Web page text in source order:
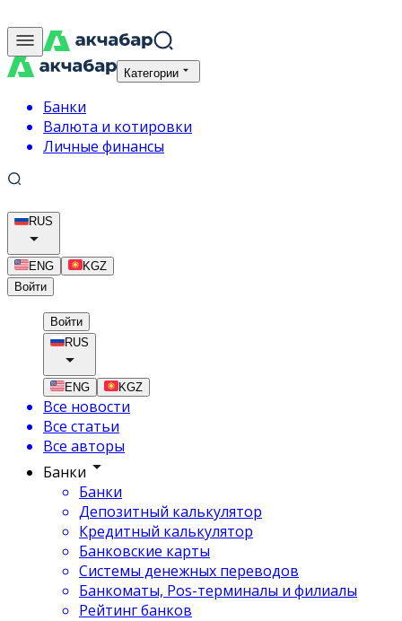
Категории
Банки
Валюта и котировки
Личные финансы
RUS
ENG
KGZ
Войти
Войти
RUS
ENG KGZ
Все новости
Все статьи
Все авторы
Банки
Банки
Депозитный калькулятор
Кредитный калькулятор
Банковские карты
Системы денежных переводов
Банкоматы, Pos-терминалы и филиалы
Рейтинг банков